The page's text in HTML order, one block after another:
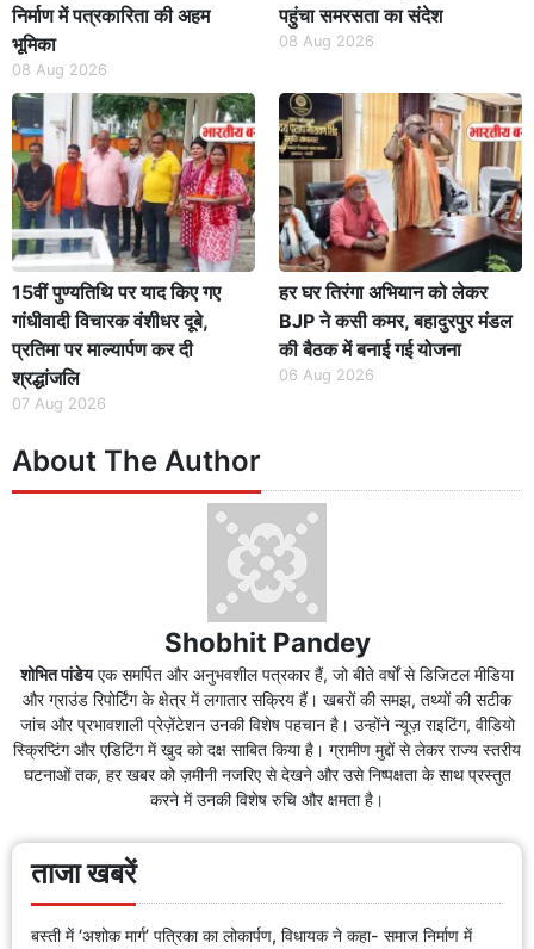
निर्माण में पत्रकारिता की अहम
भूमिका
08 Aug 2026
पहुंचा समरसता का संदेश
08 Aug 2026
15वीं पुण्यतिथि पर याद किए गए
गांधीवादी विचारक वंशीधर दूबे,
प्रतिमा पर माल्यार्पण कर दी
श्रद्धांजलि
07 Aug 2026
हर घर तिरंगा अभियान को लेकर
BJP ने कसी कमर, बहादुरपुर मंडल
की बैठक में बनाई गई योजना
06 Aug 2026
About The Author
Shobhit Pandey
शोभित पांडेयएक समर्पित और अनुभवशील पत्रकार हैं, जो बीते वर्षों से डिजिटल मीडिया
और ग्राउंड रिपोर्टिंग के क्षेत्र में लगातार सक्रिय हैं। खबरों की समझ, तथ्यों की सटीक
जांच और प्रभावशाली प्रेज़ेंटेशन उनकी विशेष पहचान है। उन्होंने न्यूज़ राइटिंग, वीडियो
स्क्रिप्टिंग और एडिटिंग में खुद को दक्ष साबित किया है। ग्रामीण मुद्दों से लेकर राज्य स्तरीय
घटनाओं तक, हर खबर को ज़मीनी नजरिए से देखने और उसे निष्पक्षता के साथ प्रस्तुत
करने में उनकी विशेष रुचि और क्षमता है।
ताजा खबरें
बस्ती में ‘अशोक मार्ग’ पत्रिका का लोकार्पण, विधायक ने कहा- समाज निर्माण में